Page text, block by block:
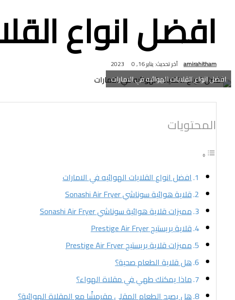
افضل انواع
amirahitham آخر تحديث: يناير 16, 2023 0
افضل انواع القلايات الهوائيه في الامارات
المحتويات
افضل انواع القلايات الهوائيه في الامارات
قلاية هوائية سوناشي Sonashi Air Fryer
مميزات قلاية هوائية سوناشي Sonashi Air Fryer
قلاية بريستيج Prestige Air Fryer
مميزات قلاية بريستيج Prestige Air Fryer
هل قلاية الطعام صحية؟
ماذا يمكنك طهي في مقلاة الهواء؟
هل يصبح الطعام المقلي مقرمشًا مع المقلاة الهوائية؟